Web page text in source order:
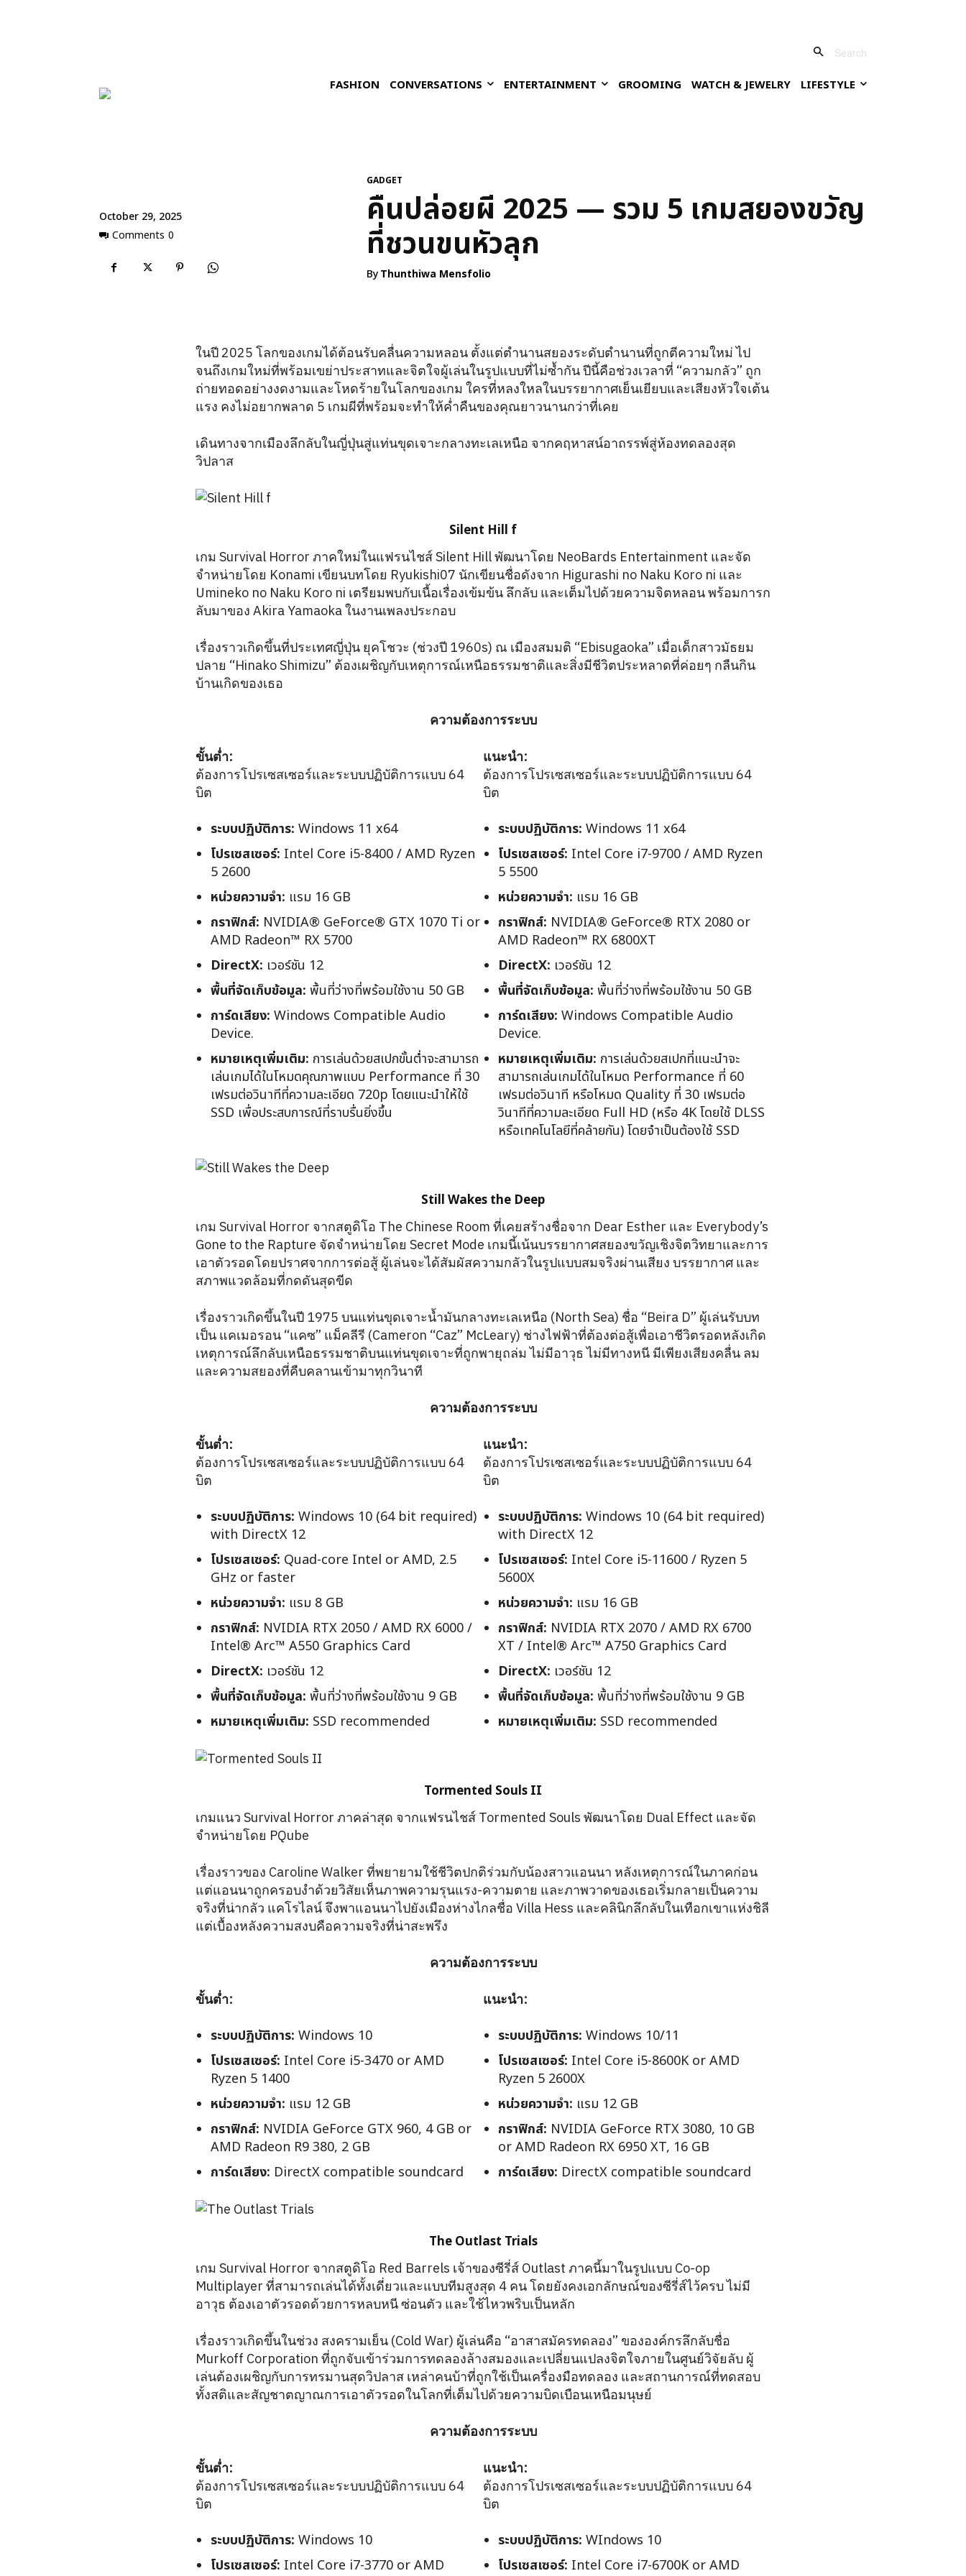
Search
FASHION CONVERSATIONS ENTERTAINMENT GROOMING WATCH & JEWELRY LIFESTYLE
October 29, 2025
Comments 0
GADGET
คืนปล่อยผี 2025 — รวม 5 เกมสยองขวัญ
ที่ชวนขนหัวลุก
ByThunthiwa Mensfolio
ในปี 2025 โลกของเกมได้ต้อนรับคลื่นความหลอน ตั้งแต่ตำนานสยองระดับตำนานที่ถูกตีความใหม่ ไป
จนถึงเกมใหม่ที่พร้อมเขย่าประสาทและจิตใจผู้เล่นในรูปแบบที่ไม่ซ้ำกัน ปีนี้คือช่วงเวลาที่ “ความกลัว” ถูก
ถ่ายทอดอย่างงดงามและโหดร้ายในโลกของเกม ใครที่หลงใหลในบรรยากาศเย็นเยียบและเสียงหัวใจเต้น
แรง คงไม่อยากพลาด 5 เกมผีที่พร้อมจะทำให้ค่ำคืนของคุณยาวนานกว่าที่เคย
เดินทางจากเมืองลึกลับในญี่ปุ่นสู่แท่นขุดเจาะกลางทะเลเหนือ จากคฤหาสน์อาถรรพ์สู่ห้องทดลองสุด
วิปลาส
Silent Hill f
เกม Survival Horror ภาคใหม่ในแฟรนไชส์ Silent Hill พัฒนาโดย NeoBards Entertainment และจัด
จำหน่ายโดย Konami เขียนบทโดย Ryukishi07 นักเขียนชื่อดังจาก Higurashi no Naku Koro ni และ
Umineko no Naku Koro ni เตรียมพบกับเนื้อเรื่องเข้มข้น ลึกลับ และเต็มไปด้วยความจิตหลอน พร้อมการก
ลับมาของ Akira Yamaoka ในงานเพลงประกอบ
เรื่องราวเกิดขึ้นที่ประเทศญี่ปุ่น ยุคโชวะ (ช่วงปี 1960s) ณ เมืองสมมติ “Ebisugaoka” เมื่อเด็กสาวมัธยม
ปลาย “Hinako Shimizu” ต้องเผชิญกับเหตุการณ์เหนือธรรมชาติและสิ่งมีชีวิตประหลาดที่ค่อยๆ กลืนกิน
บ้านเกิดของเธอ
ความต้องการระบบ
ขั้นต่ำ:
ต้องการโปรเซสเซอร์และระบบปฏิบัติการแบบ 64
บิต
ระบบปฏิบัติการ: Windows 11 x64
โปรเซสเซอร์: Intel Core i5-8400 / AMD Ryzen
5 2600
หน่วยความจำ: แรม 16 GB
กราฟิกส์: NVIDIA® GeForce® GTX 1070 Ti or
AMD Radeon™ RX 5700
DirectX: เวอร์ชัน 12
พื้นที่จัดเก็บข้อมูล: พื้นที่ว่างที่พร้อมใช้งาน 50 GB
การ์ดเสียง: Windows Compatible Audio
Device.
หมายเหตุเพิ่มเติม: การเล่นด้วยสเปกขั้นต่ำจะสามารถ
เล่นเกมได้ในโหมดคุณภาพแบบ Performance ที่ 30
เฟรมต่อวินาทีที่ความละเอียด 720p โดยแนะนำให้ใช้
SSD เพื่อประสบการณ์ที่ราบรื่นยิ่งขึ้น
แนะนำ:
ต้องการโปรเซสเซอร์และระบบปฏิบัติการแบบ 64
บิต
ระบบปฏิบัติการ: Windows 11 x64
โปรเซสเซอร์: Intel Core i7-9700 / AMD Ryzen
5 5500
หน่วยความจำ: แรม 16 GB
กราฟิกส์: NVIDIA® GeForce® RTX 2080 or
AMD Radeon™ RX 6800XT
DirectX: เวอร์ชัน 12
พื้นที่จัดเก็บข้อมูล: พื้นที่ว่างที่พร้อมใช้งาน 50 GB
การ์ดเสียง: Windows Compatible Audio
Device.
หมายเหตุเพิ่มเติม: การเล่นด้วยสเปกที่แนะนำจะ
สามารถเล่นเกมได้ในโหมด Performance ที่ 60
เฟรมต่อวินาที หรือโหมด Quality ที่ 30 เฟรมต่อ
วินาทีที่ความละเอียด Full HD (หรือ 4K โดยใช้ DLSS
หรือเทคโนโลยีที่คล้ายกัน) โดยจำเป็นต้องใช้ SSD
Still Wakes the Deep
เกม Survival Horror จากสตูดิโอ The Chinese Room ที่เคยสร้างชื่อจาก Dear Esther และ Everybody’s
Gone to the Rapture จัดจำหน่ายโดย Secret Mode เกมนี้เน้นบรรยากาศสยองขวัญเชิงจิตวิทยาและการ
เอาตัวรอดโดยปราศจากการต่อสู้ ผู้เล่นจะได้สัมผัสความกลัวในรูปแบบสมจริงผ่านเสียง บรรยากาศ และ
สภาพแวดล้อมที่กดดันสุดขีด
เรื่องราวเกิดขึ้นในปี 1975 บนแท่นขุดเจาะน้ำมันกลางทะเลเหนือ (North Sea) ชื่อ “Beira D” ผู้เล่นรับบท
เป็น แคเมอรอน “แคซ” แม็คลีรี (Cameron “Caz” McLeary) ช่างไฟฟ้าที่ต้องต่อสู้เพื่อเอาชีวิตรอดหลังเกิด
เหตุการณ์ลึกลับเหนือธรรมชาติบนแท่นขุดเจาะที่ถูกพายุถล่ม ไม่มีอาวุธ ไม่มีทางหนี มีเพียงเสียงคลื่น ลม
และความสยองที่คืบคลานเข้ามาทุกวินาที
ความต้องการระบบ
ขั้นต่ำ:
ต้องการโปรเซสเซอร์และระบบปฏิบัติการแบบ 64
บิต
ระบบปฏิบัติการ: Windows 10 (64 bit required)
with DirectX 12
โปรเซสเซอร์: Quad-core Intel or AMD, 2.5
GHz or faster
หน่วยความจำ: แรม 8 GB
กราฟิกส์: NVIDIA RTX 2050 / AMD RX 6000 /
Intel® Arc™ A550 Graphics Card
DirectX: เวอร์ชัน 12
พื้นที่จัดเก็บข้อมูล: พื้นที่ว่างที่พร้อมใช้งาน 9 GB
หมายเหตุเพิ่มเติม: SSD recommended
แนะนำ:
ต้องการโปรเซสเซอร์และระบบปฏิบัติการแบบ 64
บิต
ระบบปฏิบัติการ: Windows 10 (64 bit required)
with DirectX 12
โปรเซสเซอร์: Intel Core i5-11600 / Ryzen 5
5600X
หน่วยความจำ: แรม 16 GB
กราฟิกส์: NVIDIA RTX 2070 / AMD RX 6700
XT / Intel® Arc™ A750 Graphics Card
DirectX: เวอร์ชัน 12
พื้นที่จัดเก็บข้อมูล: พื้นที่ว่างที่พร้อมใช้งาน 9 GB
หมายเหตุเพิ่มเติม: SSD recommended
Tormented Souls II
เกมแนว Survival Horror ภาคล่าสุด จากแฟรนไชส์ Tormented Souls พัฒนาโดย Dual Effect และจัด
จำหน่ายโดย PQube
เรื่องราวของ Caroline Walker ที่พยายามใช้ชีวิตปกติร่วมกับน้องสาวแอนนา หลังเหตุการณ์ในภาคก่อน
แต่แอนนาถูกครอบงำด้วยวิสัยเห็นภาพความรุนแรง-ความตาย และภาพวาดของเธอเริ่มกลายเป็นความ
จริงที่น่ากลัว แคโรไลน์ จึงพาแอนนาไปยังเมืองห่างไกลชื่อ Villa Hess และคลินิกลึกลับในเทือกเขาแห่งชิลี
แต่เบื้องหลังความสงบคือความจริงที่น่าสะพรึง
ความต้องการระบบ
ขั้นต่ำ:
ระบบปฏิบัติการ: Windows 10
โปรเซสเซอร์: Intel Core i5-3470 or AMD
Ryzen 5 1400
หน่วยความจำ: แรม 12 GB
กราฟิกส์: NVIDIA GeForce GTX 960, 4 GB or
AMD Radeon R9 380, 2 GB
การ์ดเสียง: DirectX compatible soundcard
แนะนำ:
ระบบปฏิบัติการ: Windows 10/11
โปรเซสเซอร์: Intel Core i5-8600K or AMD
Ryzen 5 2600X
หน่วยความจำ: แรม 12 GB
กราฟิกส์: NVIDIA GeForce RTX 3080, 10 GB
or AMD Radeon RX 6950 XT, 16 GB
การ์ดเสียง: DirectX compatible soundcard
The Outlast Trials
เกม Survival Horror จากสตูดิโอ Red Barrels เจ้าของซีรี่ส์ Outlast ภาคนี้มาในรูปแบบ Co-op
Multiplayer ที่สามารถเล่นได้ทั้งเดี่ยวและแบบทีมสูงสุด 4 คน โดยยังคงเอกลักษณ์ของซีรี่ส์ไว้ครบ ไม่มี
อาวุธ ต้องเอาตัวรอดด้วยการหลบหนี ซ่อนตัว และใช้ไหวพริบเป็นหลัก
เรื่องราวเกิดขึ้นในช่วง สงครามเย็น (Cold War) ผู้เล่นคือ “อาสาสมัครทดลอง” ขององค์กรลึกลับชื่อ
Murkoff Corporation ที่ถูกจับเข้าร่วมการทดลองล้างสมองและเปลี่ยนแปลงจิตใจภายในศูนย์วิจัยลับ ผู้
เล่นต้องเผชิญกับการทรมานสุดวิปลาส เหล่าคนบ้าที่ถูกใช้เป็นเครื่องมือทดลอง และสถานการณ์ที่ทดสอบ
ทั้งสติและสัญชาตญาณการเอาตัวรอดในโลกที่เต็มไปด้วยความบิดเบือนเหนือมนุษย์
ความต้องการระบบ
ขั้นต่ำ:
ต้องการโปรเซสเซอร์และระบบปฏิบัติการแบบ 64
บิต
ระบบปฏิบัติการ: Windows 10
โปรเซสเซอร์: Intel Core i7-3770 or AMD
แนะนำ:
ต้องการโปรเซสเซอร์และระบบปฏิบัติการแบบ 64
บิต
ระบบปฏิบัติการ: WIndows 10
โปรเซสเซอร์: Intel Core i7-6700K or AMD